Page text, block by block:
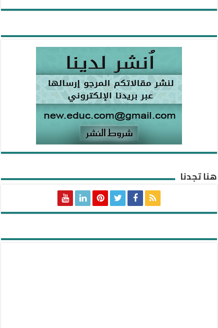
هنا تجدنا